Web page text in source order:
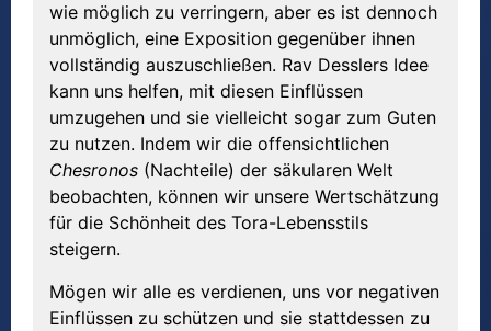
wie möglich zu verringern, aber es ist dennoch
unmöglich, eine Exposition gegenüber ihnen
vollständig auszuschließen. Rav Desslers Idee
kann uns helfen, mit diesen Einflüssen
umzugehen und sie vielleicht sogar zum Guten
zu nutzen. Indem wir die offensichtlichen
Chesronos (Nachteile) der säkularen Welt
beobachten, können wir unsere Wertschätzung
für die Schönheit des Tora-Lebensstils
steigern.
Mögen wir alle es verdienen, uns vor negativen
Einflüssen zu schützen und sie stattdessen zu